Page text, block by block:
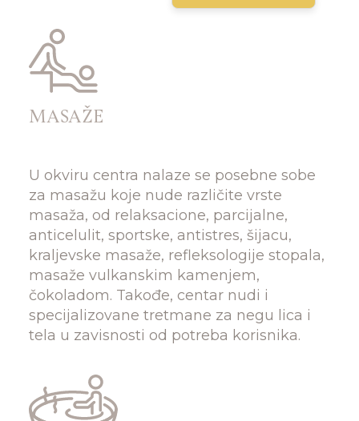
MASAŽE
U okviru centra nalaze se posebne sobe
za masažu koje nude različite vrste
masaža, od relaksacione, parcijalne,
anticelulit, sportske, antistres, šijacu,
kraljevske masaže, refleksologije stopala,
masaže vulkanskim kamenjem,
čokoladom. Takođe, centar nudi i
specijalizovane tretmane za negu lica i
tela u zavisnosti od potreba korisnika.